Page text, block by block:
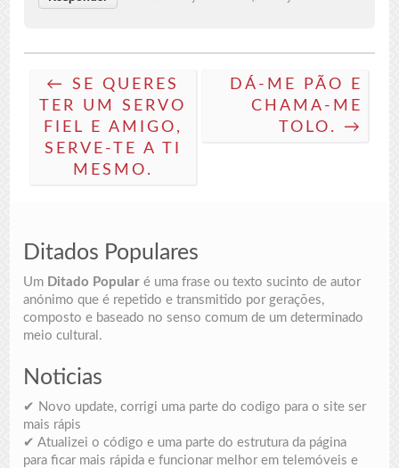
← SE QUERES
TER UM SERVO
FIEL E AMIGO,
SERVE-TE A TI
MESMO.
DÁ-ME PÃO E
CHAMA-ME
TOLO. →
Ditados Populares
Um Ditado Popular é uma frase ou texto sucinto de autor
anónimo que é repetido e transmitido por gerações,
composto e baseado no senso comum de um determinado
meio cultural.
Noticias
✔ Novo update, corrigi uma parte do codigo para o site ser
mais rápis
✔ Atualizei o código e uma parte do estrutura da página
para ficar mais rápida e funcionar melhor em telemóveis e